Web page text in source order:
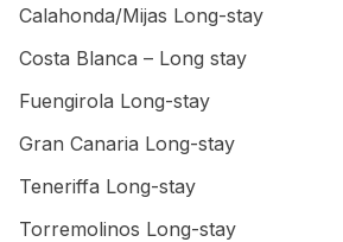
Calahonda/Mijas Long-stay
Costa Blanca – Long stay
Fuengirola Long-stay
Gran Canaria Long-stay
Teneriffa Long-stay
Torremolinos Long-stay